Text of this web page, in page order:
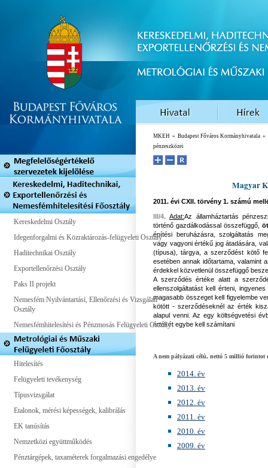
Kereskedelmi Osztály
Idegenforgalmi és Közraktározás-felügyeleti Osztály
Haditechnikai Osztály
Exportellenőrzési Osztály
Paks II projekt
Nemesfém Nyilvántartási, Ellenőrzési és Vizsgálati
Osztály
Nemesfémhitelesítési és Pénzmosás Felügyeleti Osztály
Hitelesítés
Felügyeleti tevékenység
Típusvizsgálat
Etalonok, mérési képességek, kalibrálás
EK tanúsítás
Nemzetközi együttműködés
Pénztárgépek, taxaméterek forgalmazási engedélye
MKEH » Budapest Főváros Kormányhivatala »
pénzeszközei
Magyar
2011. évi CXII. törvény 1. számú
III/4. Adat:Az államháztartás
történő gazdálkodással összefüggő,
építési beruházásra, szolgáltatás
vagy vagyoni értékű jog átadására,
(típusa), tárgya, a szerződést kötő
esetében annak időtartama, valamint
érdekkel közvetlenül összefüggő
A szerződés értéke alatt a
ellenszolgáltatást kell érteni,
magasabb összeget kell figyelembe
kötött - szerződéseknél az érték
alapul venni. Az egy költségvetési
értékét egybe kell számítani
A nem pályázati célú, nettó 5 millió forintot
2014. év
2013. év
2012. év
2011. év
2010. év
2009. év